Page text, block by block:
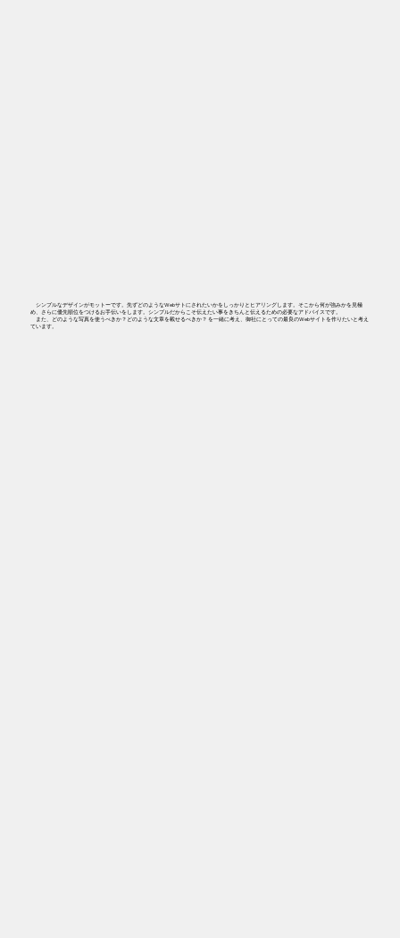
シンプルなデザインがモットーです。先ずどのようなWebサトにされたいかをしっかりとヒアリングします。そこから何が強みかを見極
め、さらに優先順位をつけるお手伝いをします。シンプルだからこそ伝えたい事をきちんと伝えるための必要なアドバイスです。
​ また、どのような写真を使うべきか？どのような文章を載せるべきか？ を一緒に考え、御社にとっての最良のWebサイトを作りたいと考え
ています。